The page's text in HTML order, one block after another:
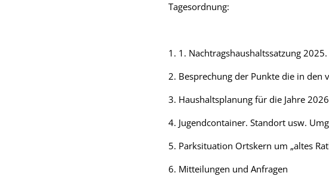
Tagesordnung:
1. 1. Nachtragshaushaltssatzung 2025.
2. Besprechung der Punkte die in den
3. Haushaltsplanung für die Jahre
4. Jugendcontainer. Standort usw.
5. Parksituation Ortskern um „altes
6. Mitteilungen und Anfragen